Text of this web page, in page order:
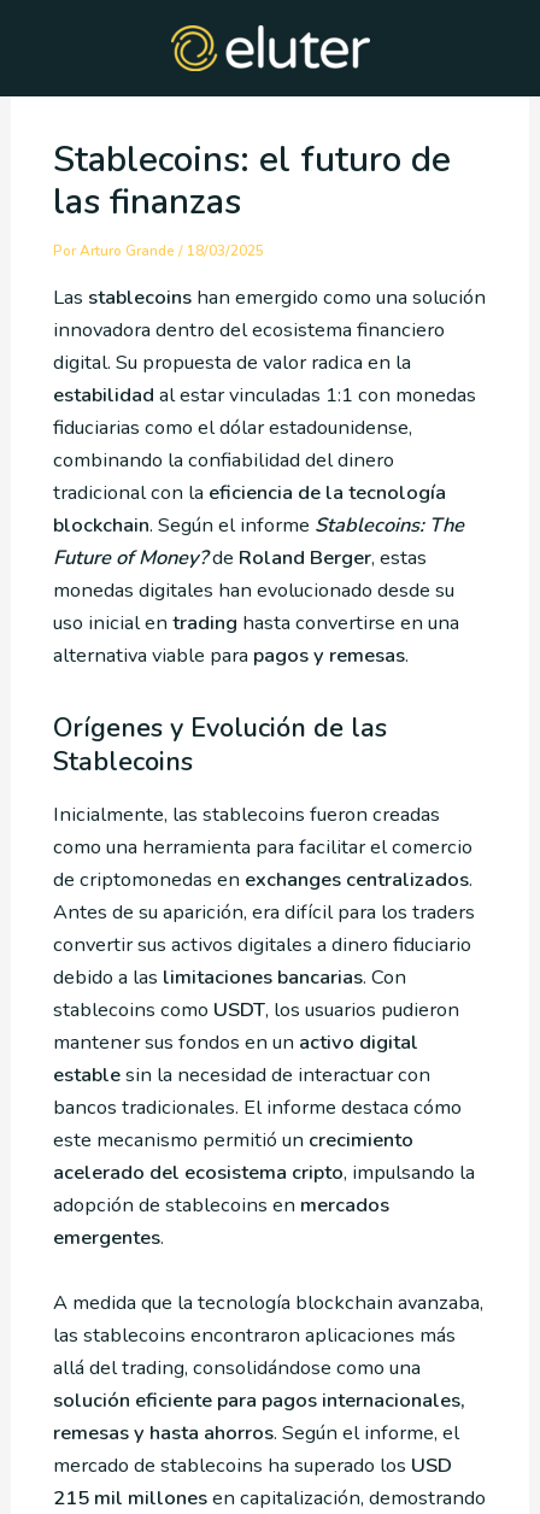
Stablecoins: el futuro de
las finanzas
PorArturo Grande / 18/03/2025
Las stablecoinshan emergido como una solución
innovadora dentro del ecosistema financiero
digital. Su propuesta de valor radica en la
estabilidad al estar vinculadas 1:1 con monedas
fiduciarias como el dólar estadounidense,
combinando la confiabilidad del dinero
tradicional con la eficiencia de la tecnología
blockchain. Según el informe Stablecoins: The
Future of Money?de Roland Berger, estas
monedas digitales han evolucionado desde su
uso inicial en trading hasta convertirse en una
alternativa viable para pagos y remesas.
Orígenes y Evolución de las
Stablecoins
Inicialmente, las stablecoins fueron creadas
como una herramienta para facilitar el comercio
de criptomonedas en exchanges centralizados.
Antes de su aparición, era difícil para los traders
convertir sus activos digitales a dinero fiduciario
debido a las limitaciones bancarias. Con
stablecoins como USDT, los usuarios pudieron
mantener sus fondos en un activo digital
establesin la necesidad de interactuar con
bancos tradicionales. El informe destaca cómo
este mecanismo permitió un crecimiento
acelerado del ecosistema cripto, impulsando la
adopción de stablecoins en mercados
emergentes.
A medida que la tecnología blockchain avanzaba,
las stablecoins encontraron aplicaciones más
allá del trading, consolidándose como una
solución eficiente para pagos internacionales,
remesas y hasta ahorros. Según el informe, el
mercado de stablecoins ha superado los USD
215 mil millonesen capitalización, demostrando